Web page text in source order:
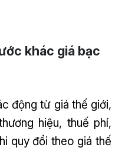
khác giá bạc
động từ giá thế giới,
hiệu, thuế phí,
quy đổi theo giá thế